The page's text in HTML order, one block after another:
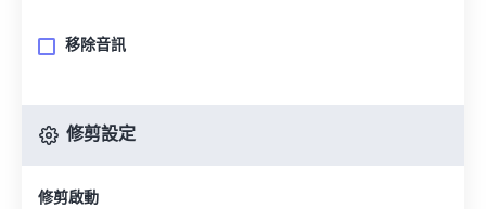
移除音訊
修剪設定
修剪啟動